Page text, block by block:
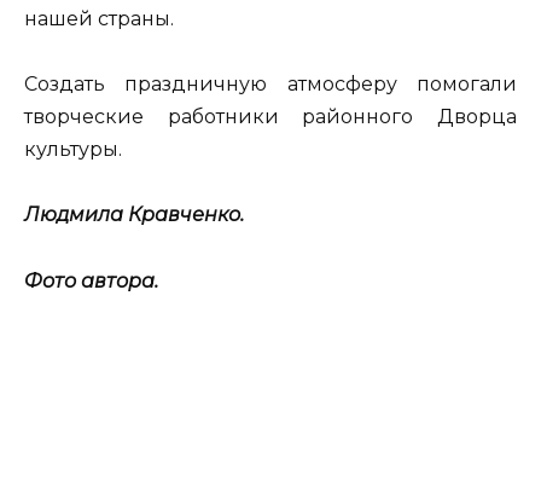
нашей страны.
Создать праздничную атмосферу помогали
творческие работники районного Дворца
культуры.
Людмила Кравченко.
Фото автора.